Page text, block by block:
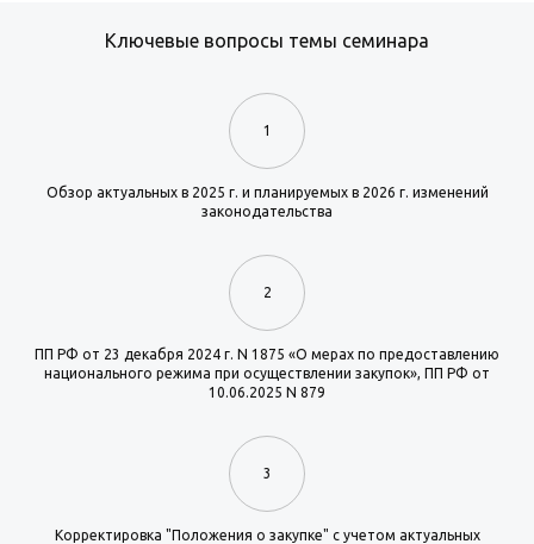
Ключевые вопросы темы семинара
1
Обзор актуальных в 2025 г. и планируемых в 2026 г. изменений
законодательства
2
ПП РФ от 23 декабря 2024 г. N 1875 «О мерах по предоставлению
национального режима при осуществлении закупок», ПП РФ от
10.06.2025 N 879
3
Корректировка "Положения о закупке" с учетом актуальных